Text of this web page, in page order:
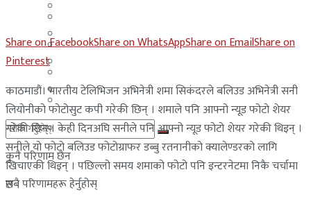
युएई
साउदी अरब
कुनै परिणाम छैन
सबै परिणामहरू हेर्नुहोस्
मलेसिया
लेबनान
साउदी अरब
Share on FacebookShare on WhatsAppShare on EmailShare on
Pinterest
काठमाडौं। भारतीय टेलिभिजन अभिनेत्री शमा सिकंदरले बलिउड अभिनेत्री सनी
लियोनीको फोटोसुट कपी गरेकी छिन् । शमाले पनि आफ्नो न्यूड फोटो शेयर
गरेकी छिन् । केही दिनअघि सनीले पनि आफ्नो न्यूड फोटो शेयर गरेकी थिइन् ।
सनीले यो फोटो बलिउड फोटोग्राफर डब्बु रतनानीको क्यालेण्डरको लागि
खिचाएकी थिइन् । पछिल्लो समय शमाको फोटो पनि इन्टरनेटमा निकै चर्चामा
छ ।